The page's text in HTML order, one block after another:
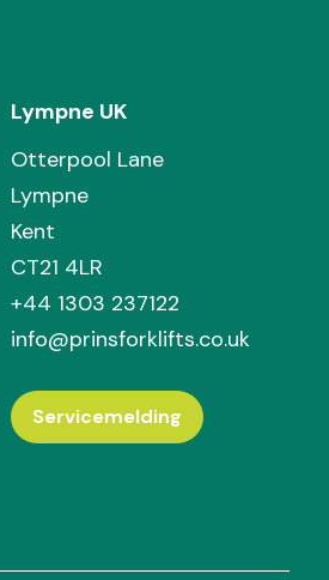
Lympne UK
Otterpool Lane
Lympne
Kent
CT21 4LR
+44 1303 237122
info@prinsforklifts.co.uk
Servicemelding